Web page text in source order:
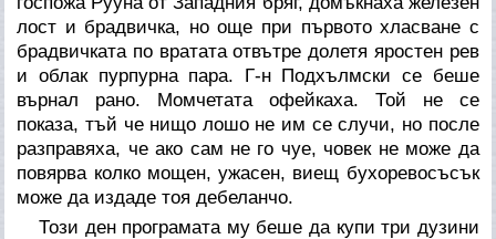
лост и брадвичка, но още при първото хласване с
брадвичката по вратата отвътре долетя яростен рев
и облак пурпурна пара. Г-н Подхълмски се беше
върнал рано. Момчетата офейкаха. Той не се
показа, тъй че нищо лошо не им се случи, но после
разправяха, че ако сам не го чуе, човек не може да
повярва колко мощен, ужасен, виещ бухоревосъсък
може да издаде тоя дебеланчо.
Този ден програмата му беше да купи три дузини